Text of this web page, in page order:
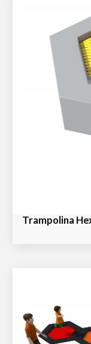
Trampolina